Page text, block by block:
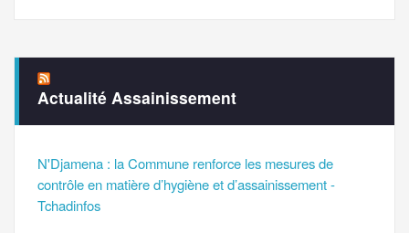
Actualité Assainissement
N'Djamena : la Commune renforce les mesures de
contrôle en matière d’hygiène et d’assainissement -
Tchadinfos